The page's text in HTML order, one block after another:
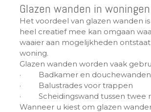
Glazen wanden in woningen
Het voordeel van glazen wanden
heel creatief mee kan omgaan
waaier aan mogelijkheden
woning.
Glazen wanden worden vaak
· Badkamer en douchewanden
· Balustrades voor trappen
· Scheidingswand tussen twee
Wanneer u kiest om glazen